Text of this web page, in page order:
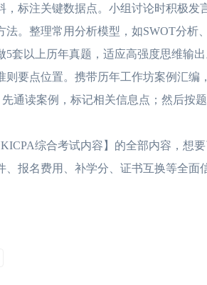
注关键数据点。小组讨论时积极发
。整理常用分析模型，如SWOT分
套以上历年真题，适应高强度思维输
要点位置。携带历年工作坊案例汇
通读案例，标记相关信息点；然后按
综合考试内容】的全部内容，想要
报名费用、补学分、证书互换等全面